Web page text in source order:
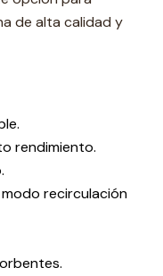
de alta calidad y
rendimiento.
recirculación